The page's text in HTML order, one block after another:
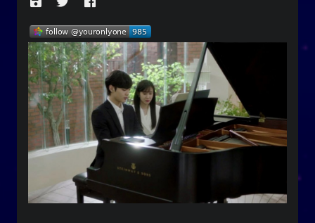
Yohan Yukiya Sese-Cunetaㆍ사요
한・謝雪矢·ᜌᜓᜃᜒ
もしこれが忘却の終わりでないなら、私は
自分の人生がまさにこの日に終わるかのよ
うに毎日を生きるでしょう。
アドバイス
自閉症
イベント
映画
音楽
スポーツ
テレビ
ウェブ